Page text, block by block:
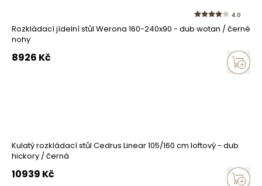
4.0
Rozkládací jídelní stůl Werona 160-240x90 - dub wotan / černé
nohy
8926 Kč
Kulatý rozkládací stůl Cedrus Linear 105/160 cm loftový - dub
hickory / černá
10939 Kč